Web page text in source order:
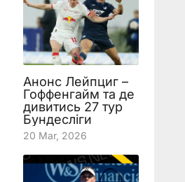
Анонс Лейпциг –
Гоффенгайм та де
дивитись 27 тур
Бундесліги
20 Mar, 2026